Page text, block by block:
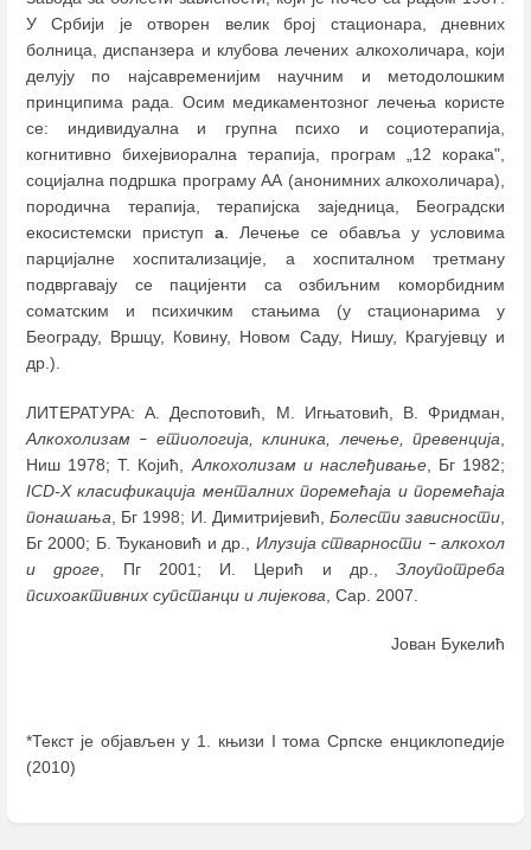
У Србији је отворен велик број стационара, дневних
болница, диспанзера и клубова лечених алкохоличара, који
делују по најсавременијим научним и методолошким
принципима рада. Осим медикаментозног лечења користе
се: индивидуална и групна психо и социотерапија,
когнитивно бихејвиорална терапија, програм „12 корака",
социјална подршка програму АА (анонимних алкохоличара),
породична терапија, терапијска заједница, Београдски
екосистемски приступ а. Лечење се обавља у условима
парцијалне хоспитализације, а хоспиталном третману
подвргавају се пацијенти са озбиљним коморбидним
соматским и психичким стањима (у стационарима у
Београду, Вршцу, Ковину, Новом Саду, Нишу, Крагујевцу и
др.).
ЛИТЕРАТУРА: А. Деспотовић, М. Игњатовић, В. Фридман,
Алкохолизам – етиологија, клиника, лечење, превенција
Ниш 1978; Т. Којић, Алкохолизам и наслеђивање, Бг 1982;
ICD-X класификација менталних поремећаја и поремећаја
понашања , Бг 1998; И. Димитријевић, Болести зависности
Бг 2000; Б. Ђукановић и др., Илузија стварности –алкохол
и дроге , Пг 2001; И. Церић и др., Злоупотреба
психоактивних супстанци и лијекова , Сар. 2007.
Јован Букелић
*Текст је објављен у 1. књизи I тома Српске енциклопедије
(2010)